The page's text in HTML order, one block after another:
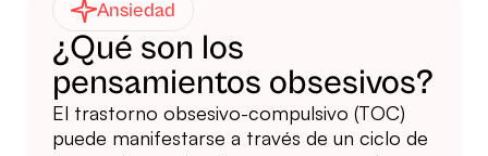
Ansiedad
¿Qué son los
pensamientos obsesivos?
El trastorno obsesivo-compulsivo (TOC)
puede manifestarse a través de un ciclo de